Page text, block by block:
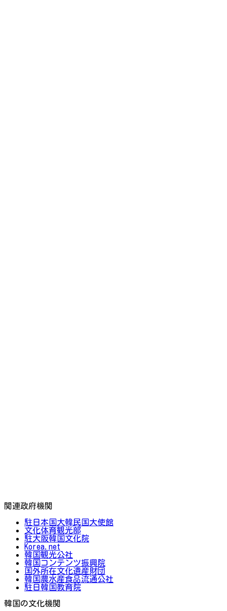
関連政府機関
駐日本国大韓民国大使館
文化体育観光部
駐大阪韓国文化院
Korea.net
韓国観光公社
韓国コンテンツ振興院
国外所在文化遺産財団
韓国農水産食品流通公社
駐日韓国教育院
韓国の文化機関